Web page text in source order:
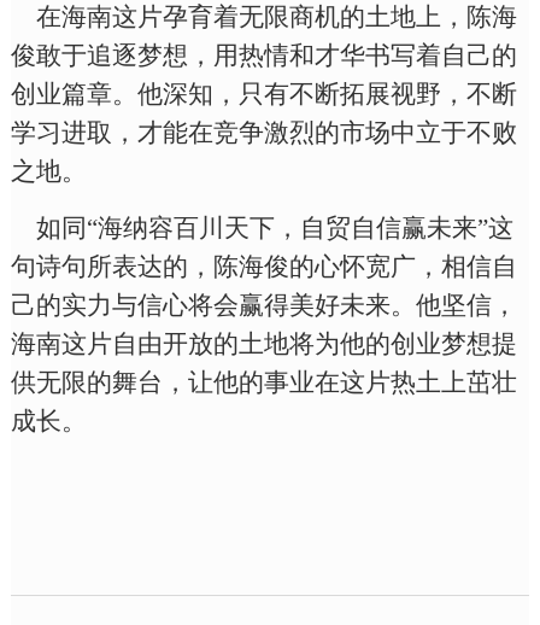
在海南这片孕育着无限商机的土地上，陈海
俊敢于追逐梦想，用热情和才华书写着自己的
创业篇章。他深知，只有不断拓展视野，不断
学习进取，才能在竞争激烈的市场中立于不败
之地。
如同“海纳容百川天下，自贸自信赢未来”这
句诗句所表达的，陈海俊的心怀宽广，相信自
己的实力与信心将会赢得美好未来。他坚信，
海南这片自由开放的土地将为他的创业梦想提
供无限的舞台，让他的事业在这片热土上茁壮
成长。